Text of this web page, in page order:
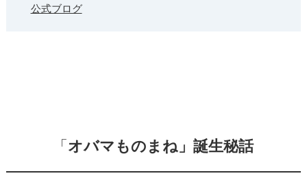
公式ブログ
「オバマものまね」誕生秘話